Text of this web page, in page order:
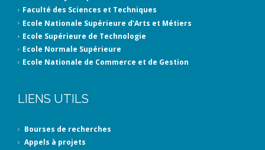
Faculté des Sciences et Techniques
Ecole Nationale Supérieure d’Arts et Métiers
Ecole Supérieure de Technologie
Ecole Normale Supérieure
Ecole Nationale de Commerce et de Gestion
LIENS UTILS
Bourses de recherches
Appels à projets